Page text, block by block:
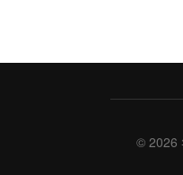
© 2026